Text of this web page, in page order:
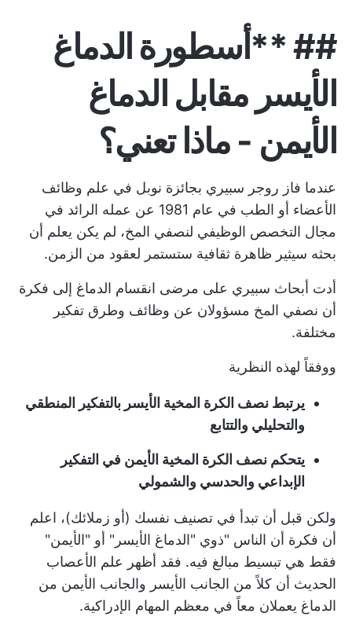
## **أسطورة الدماغ
الأيسر مقابل الدماغ
الأيمن - ماذا تعني؟
عندما فاز روجر سبيري بجائزة نوبل في علم وظائف
الأعضاء أو الطب في عام 1981 عن عمله الرائد في
مجال التخصص الوظيفي لنصفي المخ، لم يكن يعلم أن
بحثه سيثير ظاهرة ثقافية ستستمر لعقود من الزمن.
أدت أبحاث سبيري على مرضى انقسام الدماغ إلى فكرة
أن نصفي المخ مسؤولان عن وظائف وطرق تفكير
مختلفة.
ووفقاً لهذه النظرية
يرتبط نصف الكرة المخية الأيسر بالتفكير المنطقي
والتحليلي والتتابع
يتحكم نصف الكرة المخية الأيمن في التفكير
الإبداعي والحدسي والشمولي
ولكن قبل أن تبدأ في تصنيف نفسك (أو زملائك)، اعلم
أن فكرة أن الناس "ذوي "الدماغ الأيسر" أو "الأيمن"
فقط هي تبسيط مبالغ فيه. فقد أظهر علم الأعصاب
الحديث أن كلاً من الجانب الأيسر والجانب الأيمن من
الدماغ يعملان معاً في معظم المهام الإدراكية.